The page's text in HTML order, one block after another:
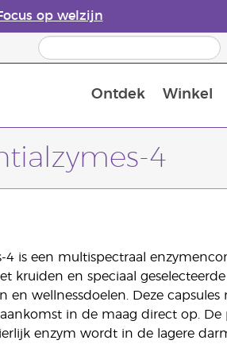
op welzijn
Ontdek Winkel
4
4 is een multispectraal
kruiden en speciaal
en wellnessdoelen. Deze
in de maag direct op.
enzym wordt in de lagere